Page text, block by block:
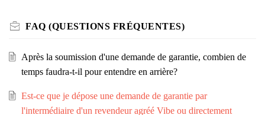
FAQ (QUESTIONS FRÉQUENTES)
Après la soumission d'une demande de garantie, combien de
temps faudra-t-il pour entendre en arrière?
Est-ce que je dépose une demande de garantie par
l'intermédiaire d'un revendeur agréé Vibe ou directement